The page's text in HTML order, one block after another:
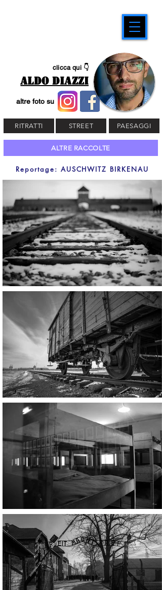
clicca qui 👇
ALDO DIAZZI
altre foto su
RITRATTI STREET PAESAGGI
ALTRE RACCOLTE
Reportage: AUSCHWITZ BIRKENAU